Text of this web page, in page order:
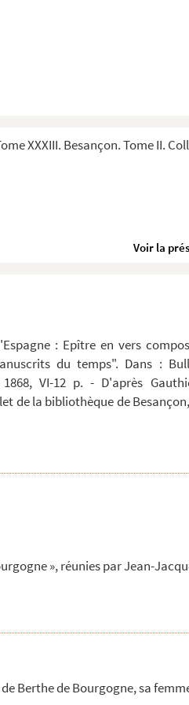
XXXIII. Besançon. Tome II.
: Epître en vers
du temps". Dans :
VI-12 p. - D'après
de la bibliothèque de
», réunies par Jean-
Berthe de Bourgogne, sa